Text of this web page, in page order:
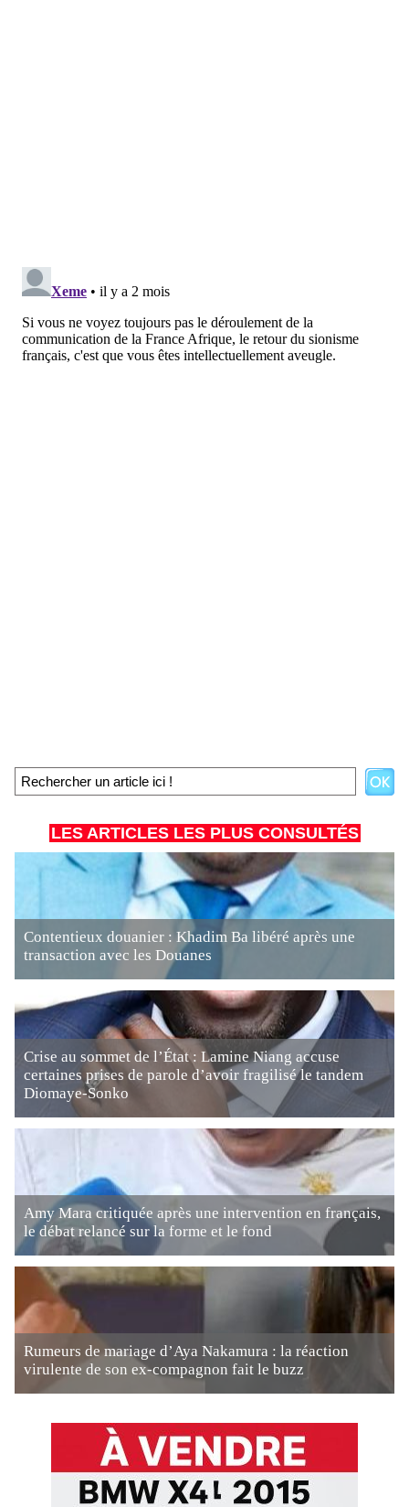
LES ARTICLES LES PLUS CONSULTÉS
Contentieux douanier : Khadim Ba libéré après une
transaction avec les Douanes
Crise au sommet de l’État : Lamine Niang accuse
certaines prises de parole d’avoir fragilisé le tandem
Diomaye-Sonko
Amy Mara critiquée après une intervention en français,
le débat relancé sur la forme et le fond
Rumeurs de mariage d’Aya Nakamura : la réaction
virulente de son ex-compagnon fait le buzz